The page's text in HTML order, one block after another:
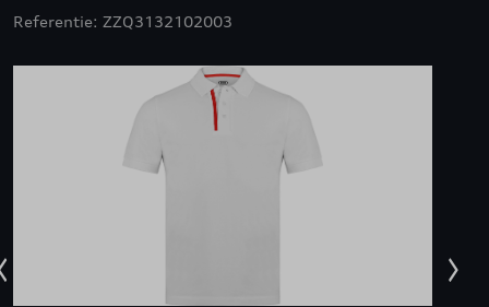
Referentie: ZZQ3132102003